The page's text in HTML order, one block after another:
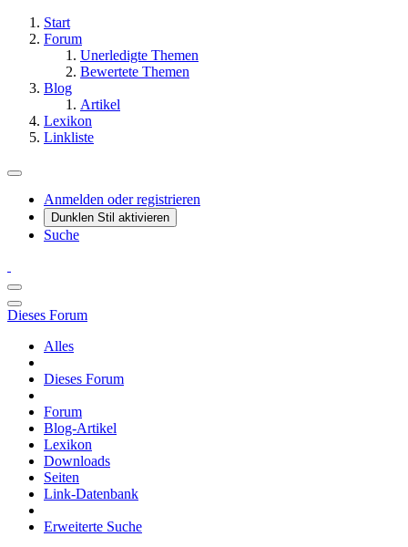
Start
Forum
Unerledigte Themen
Bewertete Themen
Blog
Artikel
Lexikon
Linkliste
Anmelden oder registrieren
Dunklen Stil aktivieren
Suche
Dieses Forum
Alles
Dieses Forum
Forum
Blog-Artikel
Lexikon
Downloads
Seiten
Link-Datenbank
Erweiterte Suche